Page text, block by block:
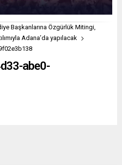
Başkanlarına Özgürlük Mitingi,
Adana’da yapılacak
abe0-